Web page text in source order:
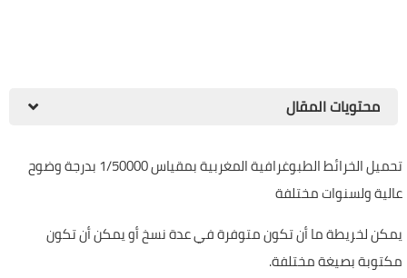
محتويات المقال
تحميل الخرائط الطبوغرافية المغربية بمقياس 1/50000 بدرجة وضوح
عالية ولسنوات مختلفة
يمكن لخريطة ما أن تكون متوفرة في عدة نسخ أو يمكن أن تكون
مكتوبة بصيغة مختلفة.